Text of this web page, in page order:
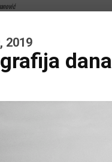
2019
dana